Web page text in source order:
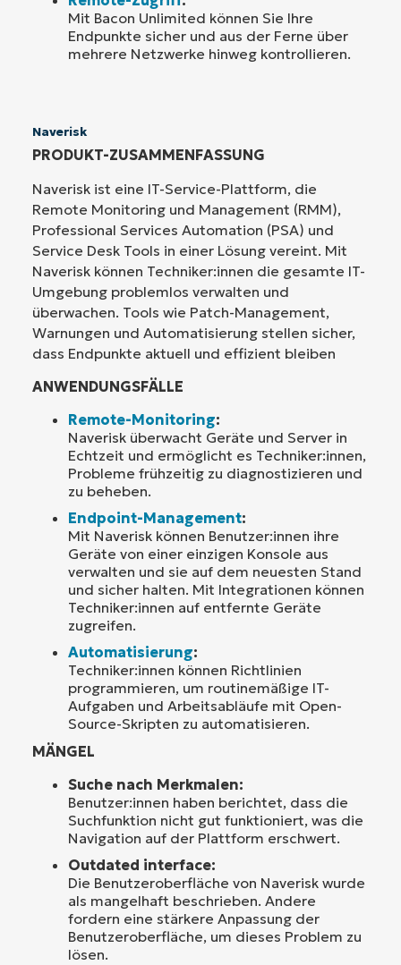
Mit Bacon Unlimited können Sie Ihre
Endpunkte sicher und aus der Ferne über
mehrere Netzwerke hinweg kontrollieren.
Naverisk
PRODUKT-ZUSAMMENFASSUNG
Naverisk ist eine IT-Service-Plattform, die
Remote Monitoring und Management (RMM),
Professional Services Automation (PSA) und
Service Desk Tools in einer Lösung vereint. Mit
Naverisk können Techniker:innen die gesamte IT-
Umgebung problemlos verwalten und
überwachen. Tools wie Patch-Management,
Warnungen und Automatisierung stellen sicher,
dass Endpunkte aktuell und effizient bleiben
ANWENDUNGSFÄLLE
Remote-Monitoring:
Naverisk überwacht Geräte und Server in
Echtzeit und ermöglicht es Techniker:innen,
Probleme frühzeitig zu diagnostizieren und
zu beheben.
Endpoint-Management:
Mit Naverisk können Benutzer:innen ihre
Geräte von einer einzigen Konsole aus
verwalten und sie auf dem neuesten Stand
und sicher halten. Mit Integrationen können
Techniker:innen auf entfernte Geräte
zugreifen.
Automatisierung:
Techniker:innen können Richtlinien
programmieren, um routinemäßige IT-
Aufgaben und Arbeitsabläufe mit Open-
Source-Skripten zu automatisieren.
MÄNGEL
Suche nach Merkmalen:
Benutzer:innen haben berichtet, dass die
Suchfunktion nicht gut funktioniert, was die
Navigation auf der Plattform erschwert.
Outdated interface:
Die Benutzeroberfläche von Naverisk wurde
als mangelhaft beschrieben. Andere
fordern eine stärkere Anpassung der
Benutzeroberfläche, um dieses Problem zu
lösen.